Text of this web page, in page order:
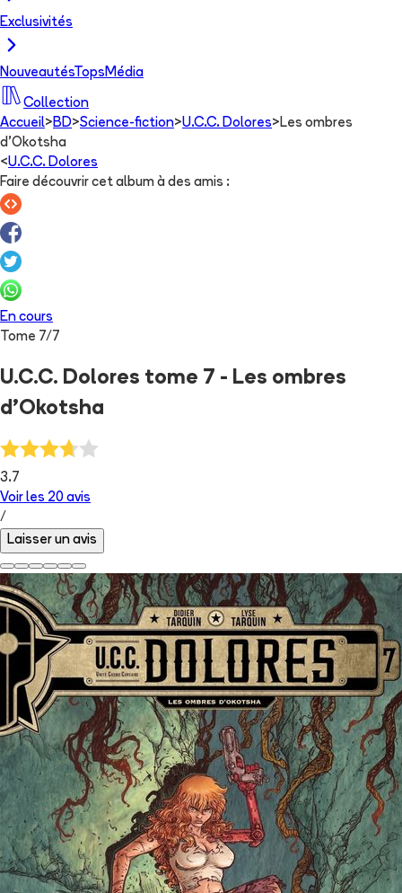
Exclusivités
NouveautésTops Média
Collection
Accueil> BD>Science-fiction>U.C.C. Dolores> Les ombres
d'Okotsha
<U.C.C. Dolores
Faire découvrir cet album à des amis :
En cours
Tome 7/ 7
U.C.C. Dolores tome 7 - Les ombres
d'Okotsha
3.7
Voir les 20 avis
/
Laisser un avis